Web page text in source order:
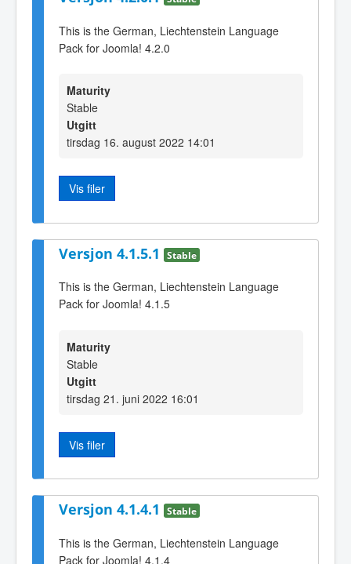
This is the German, Liechtenstein Language
Pack for Joomla! 4.2.0
Maturity
Stable
Utgitt
tirsdag 16. august 2022 14:01
Vis filer
Versjon 4.1.5.1 Stable
This is the German, Liechtenstein Language
Pack for Joomla! 4.1.5
Maturity
Stable
Utgitt
tirsdag 21. juni 2022 16:01
Vis filer
Versjon 4.1.4.1 Stable
This is the German, Liechtenstein Language
Pack for Joomla! 4.1.4